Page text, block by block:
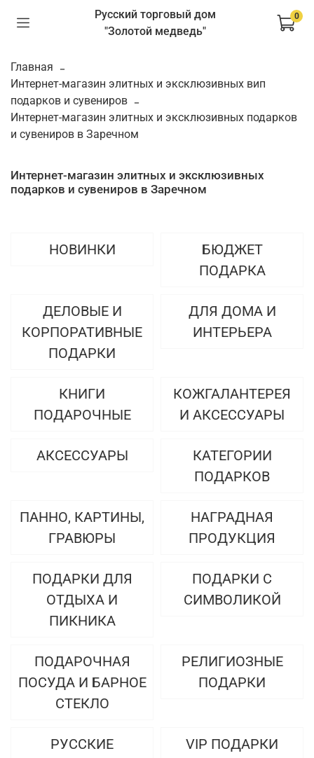
Русский торговый дом
"Золотой медведь"
0
Главная
Интернет-магазин элитных и эксклюзивных вип
подарков и сувениров
Интернет-магазин элитных и эксклюзивных подарков
и сувениров в Заречном
Интернет-магазин элитных и эксклюзивных
подарков и сувениров в Заречном
НОВИНКИ
БЮДЖЕТ
ПОДАРКА
ДЕЛОВЫЕ И
КОРПОРАТИВНЫЕ
ПОДАРКИ
ДЛЯ ДОМА И
ИНТЕРЬЕРА
КНИГИ
ПОДАРОЧНЫЕ
КОЖГАЛАНТЕРЕЯ
И АКСЕССУАРЫ
АКСЕССУАРЫ
КАТЕГОРИИ
ПОДАРКОВ
ПАННО, КАРТИНЫ,
ГРАВЮРЫ
НАГРАДНАЯ
ПРОДУКЦИЯ
ПОДАРКИ ДЛЯ
ОТДЫХА И
ПИКНИКА
ПОДАРКИ С
СИМВОЛИКОЙ
ПОДАРОЧНАЯ
ПОСУДА И БАРНОЕ
СТЕКЛО
РЕЛИГИОЗНЫЕ
ПОДАРКИ
РУССКИЕ
VIP ПОДАРКИ